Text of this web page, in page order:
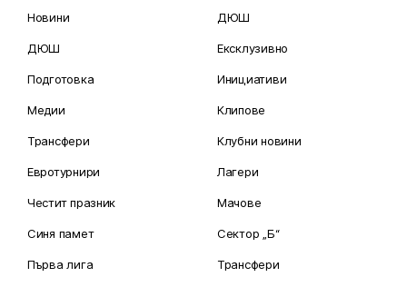
Новини
ДЮШ
Подготовка
Медии
Трансфери
Евротурнири
Честит празник
Синя памет
Първа лига
ДЮШ
Ексклузивно
Инициативи
Клипове
Клубни новини
Лагери
Мачове
Сектор „Б“
Трансфери